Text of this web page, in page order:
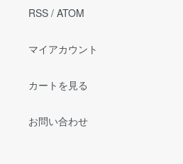
RSS / ATOM
マイアカウント
カートを見る
お問い合わせ